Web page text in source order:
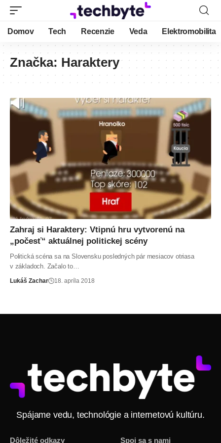
Domov Tech Recenzie Veda Elektromobilita
Značka: Haraktery
Zahraj si Haraktery: Vtipnú hru vytvorenú na
„počesť“ aktuálnej politickej scény
Politická scéna sa na Slovensku posledných pár mesiacov otriasa
v základoch. Začalo to…
Lukáš Zachar 18. apríla 2018
Spájame vedu, technológie a internetovú kultúru.
Dôležité odkazy Spoj sa s nami